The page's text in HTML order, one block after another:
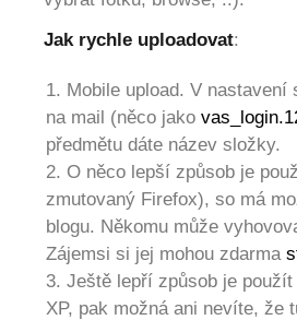
Jak rychle uploadovat:
Mobile upload. V
na mail (něco jako
předmětu dáte název složky.
O něco lepší způsob je
zmutovaný Firefox), so má
blogu. Někomu může
Zájemsi si jej mohou zdarma
Ještě lepří způsob je použít
XP, pak možná ani nevíte, že